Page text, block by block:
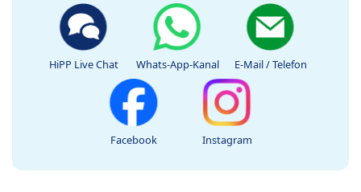
HiPP Live Chat Whats-App-Kanal E-Mail / Telefon
Facebook Instagram